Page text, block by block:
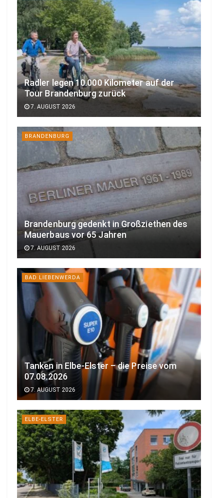
Radler legen 10.000 Kilometer auf der
Tour Brandenburg zurück
7. AUGUST 2026
BRANDENBURG
Brandenburg gedenkt in Großziethen des
Mauerbaus vor 65 Jahren
7. AUGUST 2026
BAD LIEBENWERDA
Tanken in Elbe-Elster – die Preise vom
07.08.2026
7. AUGUST 2026
ELBE-ELSTER